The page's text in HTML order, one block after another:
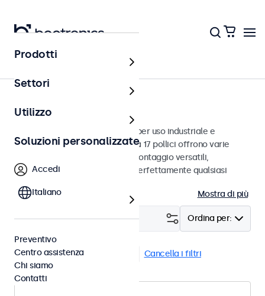
Monitor
Monitor da 17 pollici
Monitor da 17 pollici progettati per uso industriale e
commerciale. Questi monitor da 17 pollici offrono varie
connessioni video e opzioni di montaggio versatili,
consentendo loro di integrarsi perfettamente qualsiasi
Mostra di più
Ordina per:
Filtro (0)
Monitor 17 pollici Cancella i filtri
Prodotti
Settori
Utilizzo
Soluzioni personalizzate
Accedi
Italiano
Preventivo
Centro assistenza
Chi siamo
Contatti